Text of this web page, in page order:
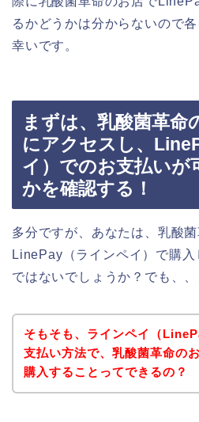
るかどうかは分からないので
幸いです。
まずは、乳酸菌革命
にアクセスし、
イ）でのお支払いが
かを確認する！
多分ですが、あなたは、乳酸
LinePay（ラインペイ）で購
ではないでしょうか？でも、、
そもそも、ラインペイ（
支払い方法で、乳酸菌革命の
購入することってできるの？